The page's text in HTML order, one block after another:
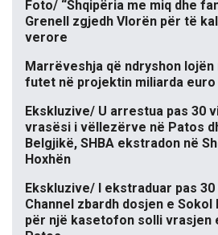
Foto/ “Shqipëria me miq dhe
Grenell zgjedh Vlorën për të
verore
Marrëveshja që ndryshon lojën
futet në projektin miliarda euro
Ekskluzive/ U arrestua pas 30
vrasësi i vëllezërve në Patos
Belgjikë, SHBA ekstradon në
Hoxhën
Ekskluzive/ I ekstraduar pas
Channel zbardh dosjen e Sokol
për një kasetofon solli vrasjen